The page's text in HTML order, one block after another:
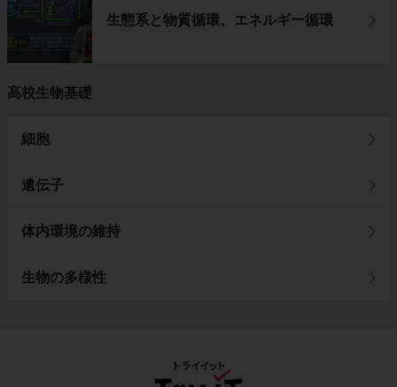
生態系と物質循環、エネルギー循環
高校生物基礎
細胞
遺伝子
体内環境の維持
生物の多様性